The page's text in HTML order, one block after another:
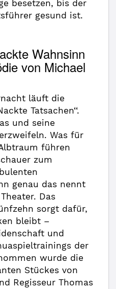
besetzen, bis der
gesund ist.
Wahnsinn
von Michael
läuft die
Tatsachen‘‘.
und seine
Was für
führen
zum
genau das nennt
Das
sorgt dafür,
bleibt –
und
der
wurde die
Stückes von
Regisseur Thomas